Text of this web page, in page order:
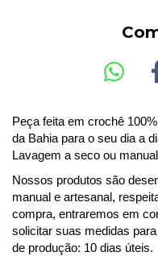
Peça feita em crochê
da Bahia para o seu dia a
Lavagem a seco ou
Nossos produtos são
manual e artesanal,
compra, entraremos em
solicitar suas medidas
de produção: 10 dias úteis.